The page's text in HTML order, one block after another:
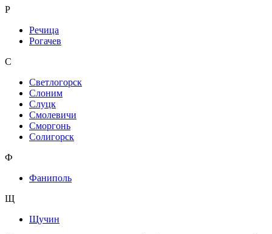
Р
Речица
Рогачев
С
Светлогорск
Слоним
Слуцк
Смолевичи
Сморгонь
Солигорск
Ф
Фаниполь
Щ
Щучин